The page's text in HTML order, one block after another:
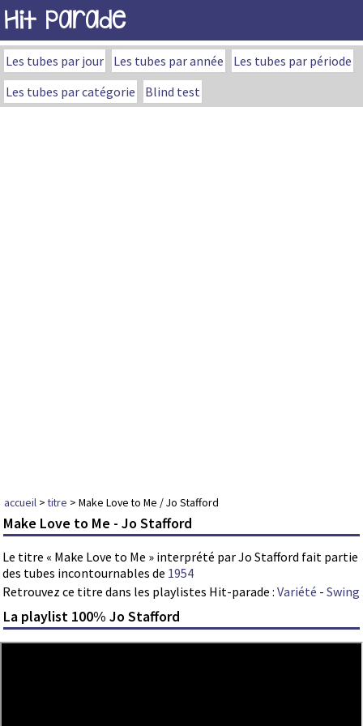
Hit Parade
Les tubes par jour Les tubes par année
Les tubes par période
Les tubes par catégorie
Blind test
accueil >titre > Make Love to Me / Jo Stafford
Make Love to Me - Jo Stafford
Le titre « Make Love to Me » interprété par Jo Stafford fait partie
des tubes incontournables de 1954
Retrouvez ce titre dans les playlistes Hit-parade : Variété - Swing
La playlist 100% Jo Stafford